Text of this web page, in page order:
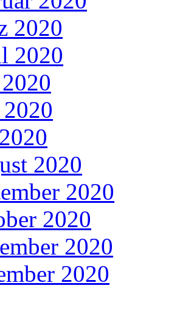
2020
2020
2020
2020
2020
2020
2020